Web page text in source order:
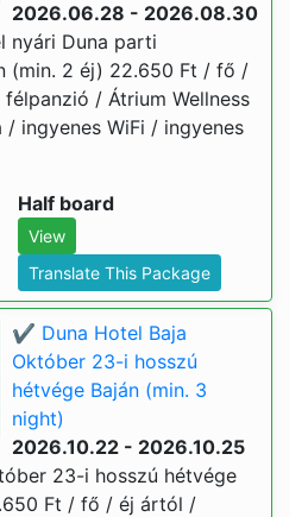
2026.06.28 - 2026.08.30
nyári Duna parti
(min. 2 éj) 22.650 Ft / fő /
/ Átrium Wellness
ingyenes WiFi / ingyenes
Half board
View
Translate This Package
✔️ Duna Hotel Baja
Október 23-i hosszú
hétvége Baján (min. 3
night)
2026.10.22 - 2026.10.25
23-i hosszú hétvége
Ft / fő / éj ártól /